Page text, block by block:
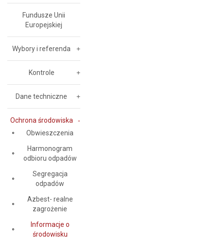
Fundusze Unii
Europejskiej
Wybory i referenda
Kontrole
Dane techniczne
Ochrona środowiska
Obwieszczenia
Harmonogram
odbioru odpadów
Segregacja
odpadów
Azbest- realne
zagrożenie
Informacje o
środowisku